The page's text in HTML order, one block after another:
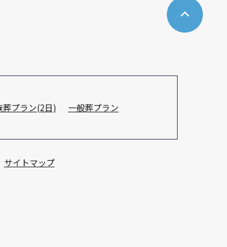
葬プラン(2日) 一般葬プラン
サイトマップ